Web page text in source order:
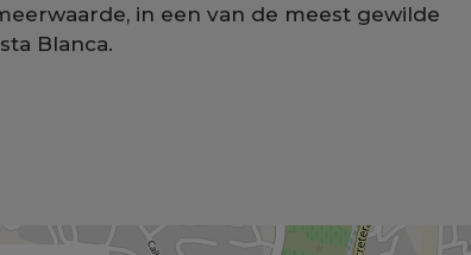
in een van de meest gewilde
Blanca.